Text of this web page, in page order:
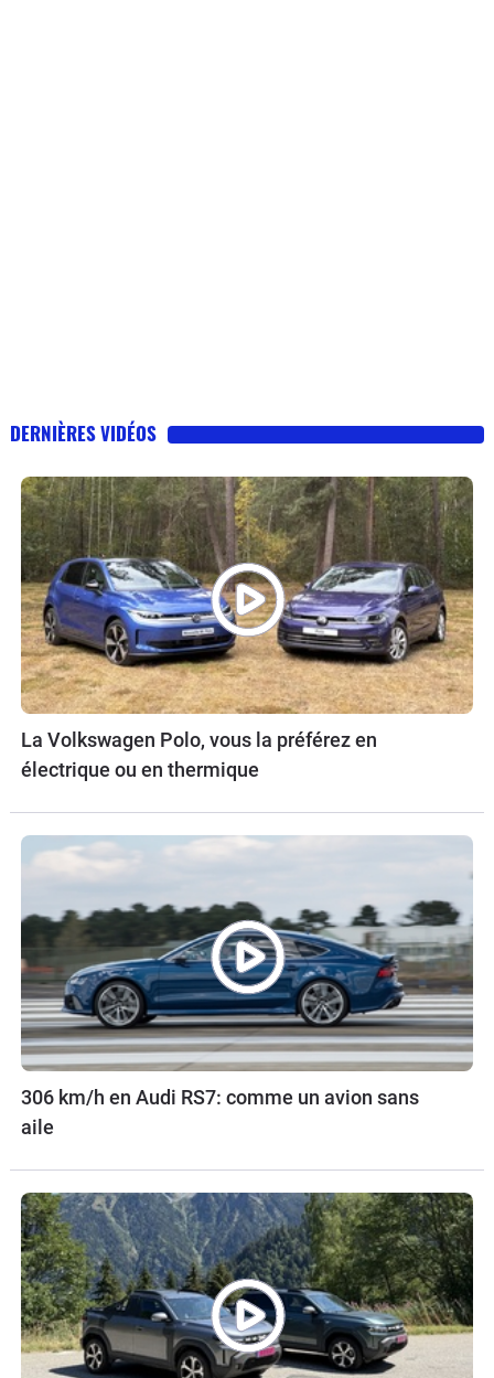
DERNIÈRES VIDÉOS
La Volkswagen Polo, vous la préférez en
électrique ou en thermique
306 km/h en Audi RS7: comme un avion sans
aile